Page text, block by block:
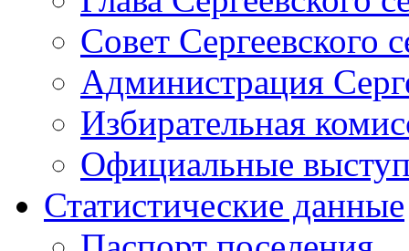
Совет Сергеевского
Администрация
Избирательная
Официальные
Статистические данные